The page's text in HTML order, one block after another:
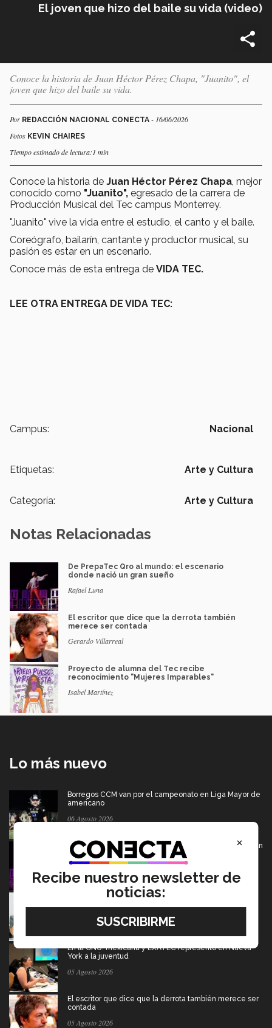
El joven que hizo del baile su vida (video)
Conoce la historia de Juan Héctor Pérez Chapa, "Juanito", el
joven que hizo del baile su vida.
Por REDACCIÓN NACIONAL CONECTA - 16/06/2026
Fotos KEVIN CHAIRES
Tiempo estimado de lectura:1 min
Conoce la historia de Juan Héctor Pérez Chapa , mejor
conocido como "Juanito", egresado de la carrera de
Producción Musical del Tec campus Monterrey.
"Juanito" vive la vida entre el estudio, el canto y el baile.
Coreógrafo, bailarín, cantante y productor musical, su
pasión es estar en un escenario.
Conoce más de esta entrega de VIDA TEC.
LEE OTRA ENTREGA DE VIDA TEC:
Campus: Nacional
Etiquetas: Arte y Cultura
Categoría: Arte y Cultura
Notas Relacionadas
De PrepaTec Qro al mundo: el escenario
donde nació un gran sueño
Rafael Luna
El escritor que dice que la derrota también
merece ser contada
Gerardo Villarreal
Proyecto de alumna del Tec recibe
reconocimiento "Mujeres Imparables"
Isabel Martínez
Lo más nuevo
Borregos CCM van por el campeonato en Liga Mayor de
americano
06 Agosto 2026
De PrepaTec Qro al mundo: el escenario donde nació un
gran sueño
Tec y UT Austin buscan "devolver la voz" a
05 Agosto 2026
En la ONU: mexicana y EXATEC representó en Nueva
York a la juventud
05 Agosto 2026
El escritor que dice que la derrota también merece ser
contada
05 Agosto 2026
×
Recibe nuestro newsletter de
noticias: